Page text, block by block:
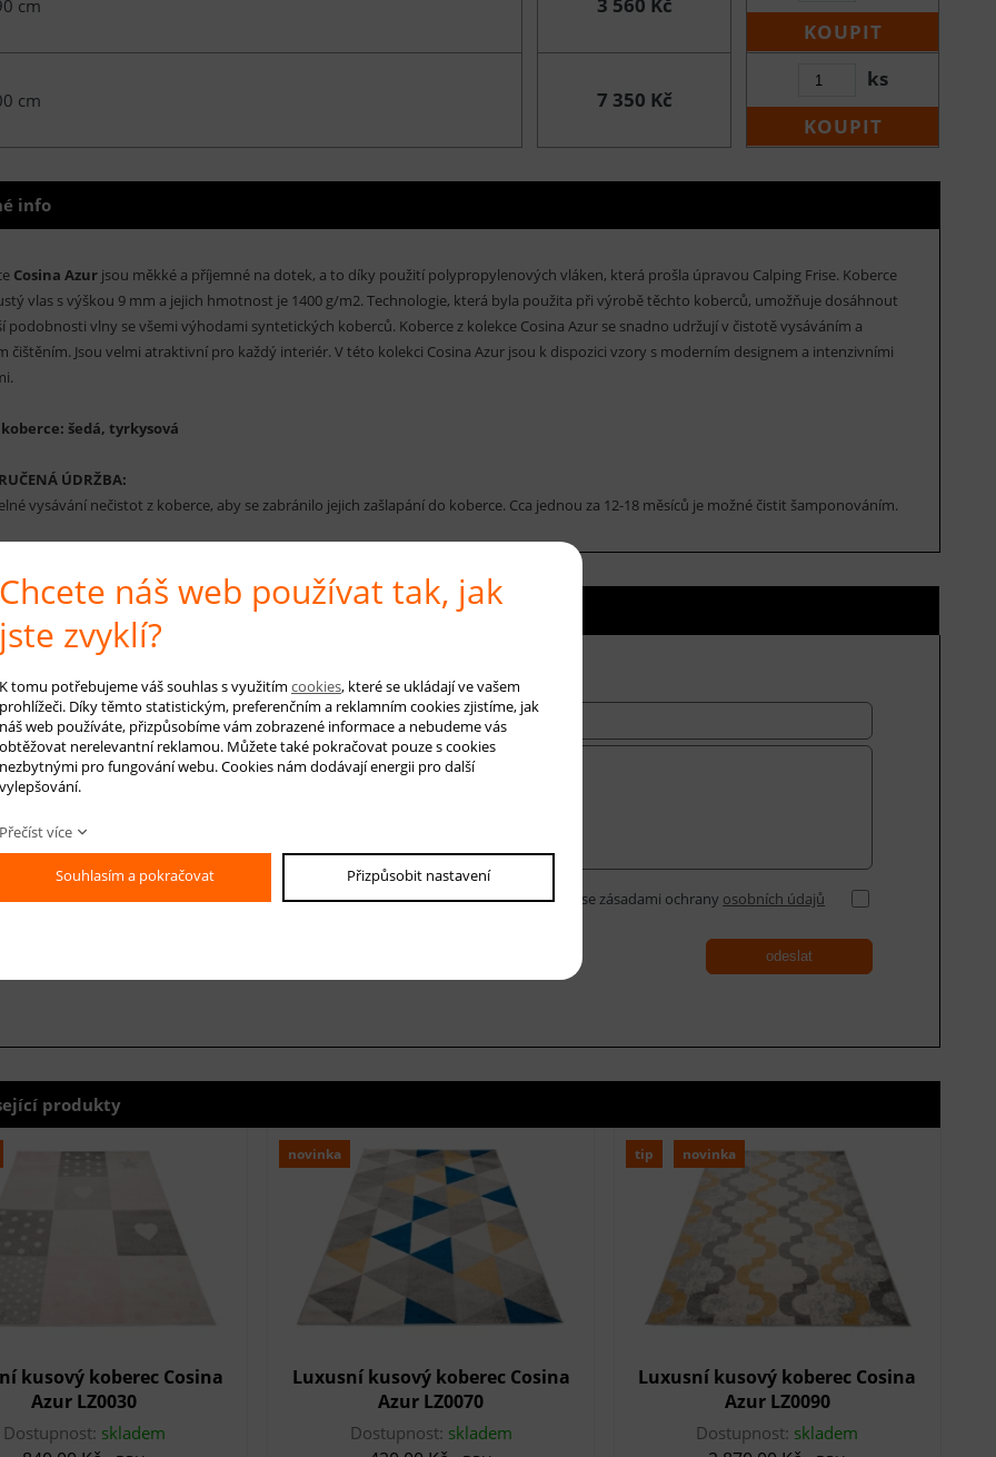
cm
KOUPIT
cm 7 350 Kč
ks
KOUPIT
info
Cosina Azur jsou měkké a příjemné na dotek, a to díky použití polypropylenových vláken, která prošla úpravou Calping Frise. Koberce
vlas s výškou 9 mm a jejich hmotnost je 1400 g/m2. Technologie, která byla použita při výrobě těchto koberců, umožňuje dosáhnout
podobnosti vlny se všemi výhodami syntetických koberců. Koberce z kolekce Cosina Azur se snadno udržují v čistotě vysáváním a
čištěním. Jsou velmi atraktivní pro každý interiér. V této kolekci Cosina Azur jsou k dispozici vzory s moderním designem a intenzivními
šedá, tyrkysová
ÚDRŽBA:
vysávání nečistot z koberce, aby se zabránilo jejich zašlapání do koberce. Cca jednou za 12-18 měsíců je možné čistit šamponováním.
produkt Hlídání ceny
E-mail *
Váš dotaz
Souhlasím se zásadami ochrany osobních údajů
odeslat
produkty
kusový koberec Cosina
Azur LZ0030
Dostupnost: skladem
novinka
Luxusní kusový koberec Cosina
Azur LZ0070
Dostupnost: skladem
tip novinka
Luxusní kusový koberec Cosina
Azur LZ0090
Dostupnost: skladem
Chcete náš web používat tak, jak
jste zvyklí?
K tomu potřebujeme váš souhlas s využitím cookies, které se ukládají ve vašem
prohlížeči. Díky těmto statistickým, preferenčním a reklamním cookies zjistíme, jak
náš web používáte, přizpůsobíme vám zobrazené informace a nebudeme vás
obtěžovat nerelevantní reklamou. Můžete také pokračovat pouze s cookies
nezbytnými pro fungování webu. Cookies nám dodávají energii pro další
vylepšování.
Přečíst více
Souhlasím a pokračovat Přizpůsobit nastavení